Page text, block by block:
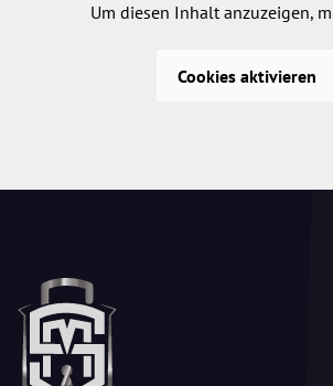
Um diesen Inhalt anzuzeigen,
Cookies aktivieren